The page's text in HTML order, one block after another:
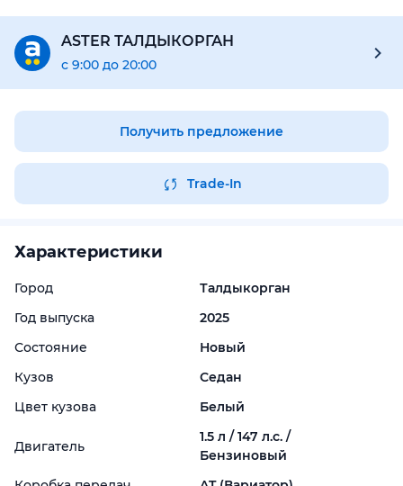
ASTER ТАЛДЫКОРГАН
с 9:00 до 20:00
Получить предложение
Trade-In
Характеристики
Город
Талдыкорган
Год выпуска
2025
Состояние
Новый
Кузов
Седан
Цвет кузова
Белый
Двигатель
1.5 л / 147 л.с. /
Бензиновый